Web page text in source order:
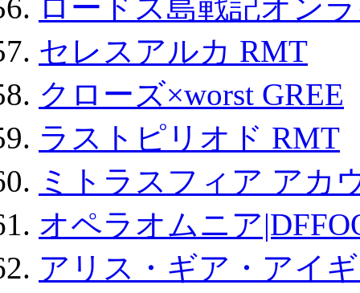
ロードス島戦記オン
セレスアルカ RMT
クローズ×worst GREE
ラストピリオド RMT
ミトラスフィア アカ
オペラオムニア
アリス・ギア・アイ